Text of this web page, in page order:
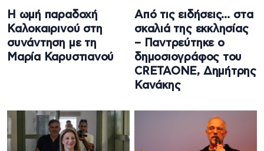
Η ωμή παραδοχή
Καλοκαιρινού στη
συνάντηση με τη
Μαρία Καρυστιανού
Από τις ειδήσεις… στα
σκαλιά της εκκλησίας
– Παντρεύτηκε ο
δημοσιογράφος του
CRETAONE, Δημήτρης
Κανάκης